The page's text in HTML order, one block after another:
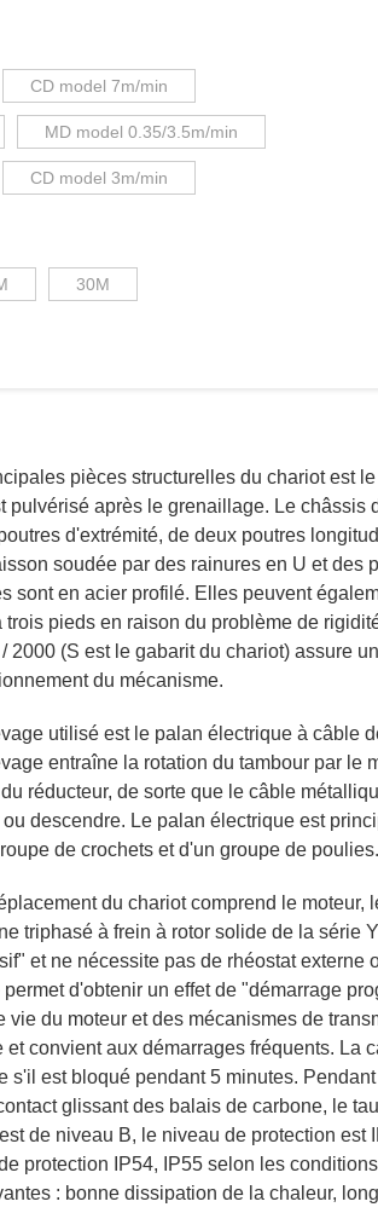
CD model 7m/min
MD model 0.35/3.5m/min
CD model 3m/min
30M
pièces structurelles du chariot est
pulvérisé après le grenaillage. Le châssis
d'extrémité, de deux poutres
soudée par des rainures en U et
sont en acier profilé. Elles peuvent
trois pieds en raison du problème de
2000 (S est le gabarit du chariot) assure
du mécanisme.
utilisé est le palan électrique à câble
entraîne la rotation du tambour par le
réducteur, de sorte que le câble
descendre. Le palan électrique est
de crochets et d'un groupe de poulies.
du chariot comprend le
triphasé à frein à rotor solide de la série
et ne nécessite pas de rhéostat
d'obtenir un effet de "démarrage
vie du moteur et des mécanismes de
convient aux démarrages fréquents. La
s'il est bloqué pendant 5 minutes.
glissant des balais de carbone, le
de niveau B, le niveau de protection
protection IP54, IP55 selon les
: bonne dissipation de la chaleur,